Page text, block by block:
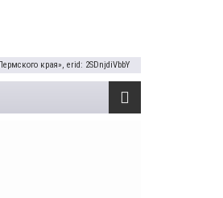
края», erid: 2SDnjdiVbbY